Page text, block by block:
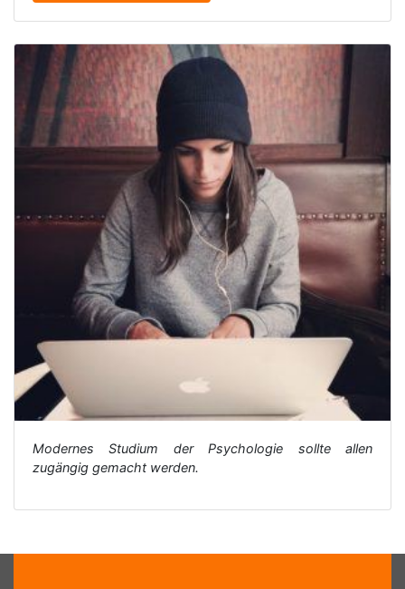
Modernes Studium der Psychologie sollte allen
zugängig gemacht werden.